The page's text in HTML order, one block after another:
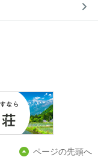
ページの先頭へ